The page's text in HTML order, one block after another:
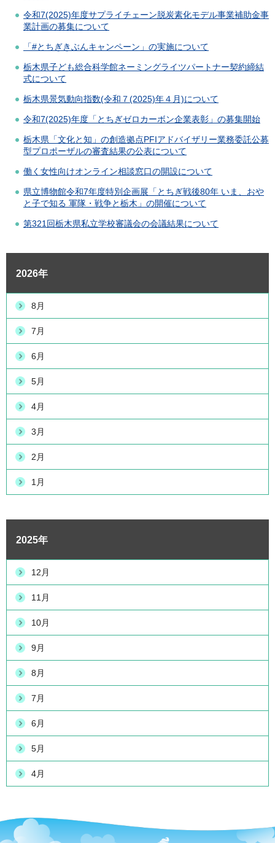
令和7(2025)年度サプライチェーン脱炭素化モデル事業補助金事
業計画の募集について
「#とちぎきぶんキャンペーン」の実施について
栃木県子ども総合科学館ネーミングライツパートナー契約締結
式について
栃木県景気動向指数(令和７(2025)年４月)について
令和7(2025)年度「とちぎゼロカーボン企業表彰」の募集開始
栃木県「文化と知」の創造拠点PFIアドバイザリー業務委託公募
型プロポーザルの審査結果の公表について
働く女性向けオンライン相談窓口の開設について
県立博物館令和7年度特別企画展「とちぎ戦後80年 いま、おや
と子で知る 軍隊・戦争と栃木」の開催について
第321回栃木県私立学校審議会の会議結果について
2026年
8月
7月
6月
5月
4月
3月
2月
1月
2025年
12月
11月
10月
9月
8月
7月
6月
5月
4月